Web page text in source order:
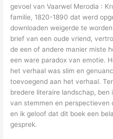
gevoel van Vaarwel Merodia :
familie, 1820-1890 dat werd
downloaden weigerde te
brief van een oude vriend,
de een of andere manier miste
een ware paradox van emotie.
het verhaal was slim en
toevoegend aan het verhaal.
bredere literaire landschap,
van stemmen en perspectieven
en ik geloof dat dit boek een
gesprek.